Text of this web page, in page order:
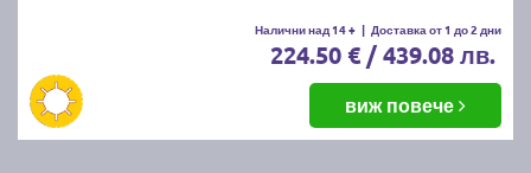
Налични над 14 + | Доставка от 1 до 2 дни
224.50 € / 439.08 лв.
виж повече